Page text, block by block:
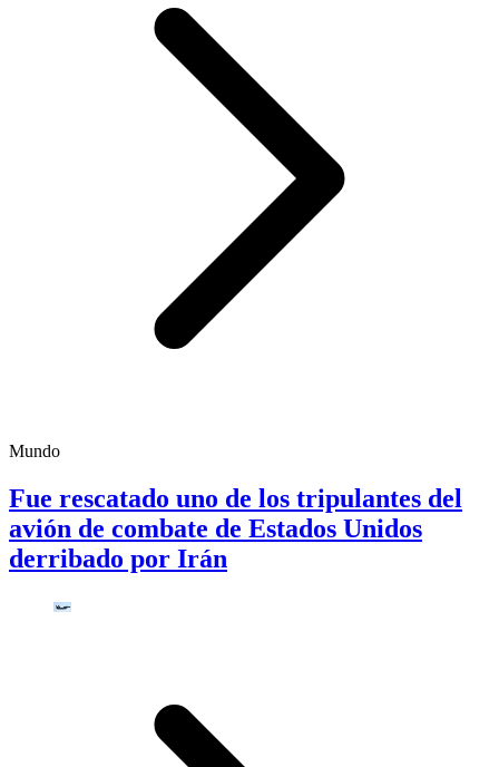
Mundo
Fue rescatado uno de los tripulantes del
avión de combate de Estados Unidos
derribado por Irán